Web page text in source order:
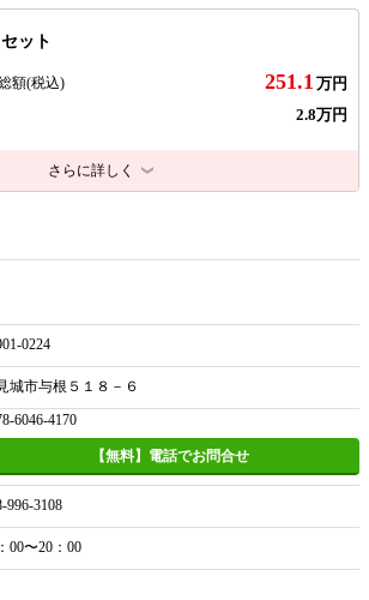
ット
額(税込) 251.1 万円
2.8万円
さらに詳しく
0224
城市与根５１８－６
6046-4170
【無料】電話でお問合せ
996-3108
00〜20：00